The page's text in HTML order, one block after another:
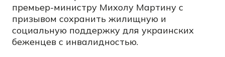
премьер-министру Михолу Мартину с
призывом сохранить жилищную и
социальную поддержку для украинских
беженцев с инвалидностью.